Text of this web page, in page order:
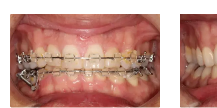
鈴木歯科医院 TEL:0475521781 鈴木歯科医院